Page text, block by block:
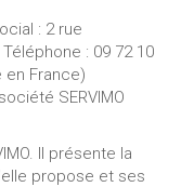
: 2 rue
: 09 72 10
en France)
SERVIMO
Il présente la
propose et ses